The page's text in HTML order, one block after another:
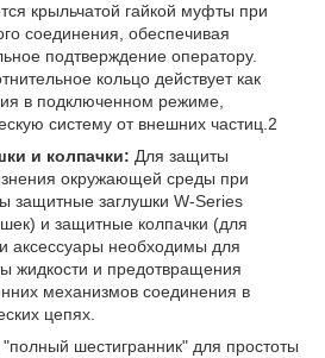
крыльчатой гайкой муфты при
соединения, обеспечивая
подтверждение оператору.
кольцо действует как
в подключенном режиме,
систему от внешних частиц.2
и колпачки: Для защиты
окружающей среды при
защитные заглушки W-Series
и защитные колпачки (для
аксессуары необходимы для
жидкости и предотвращения
механизмов соединения в
цепях.
шестигранник" для простоты